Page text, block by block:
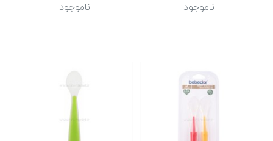
ناموجود
ناموجود